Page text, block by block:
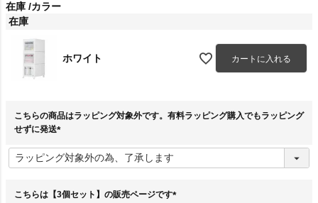
在庫 カラー
在庫
ホワイト カートに入れる
こちらの商品はラッピング対象外です。有料ラッピング購入でもラッピング
せずに発送
必
須
こちらは【3個セット】の販売ページです